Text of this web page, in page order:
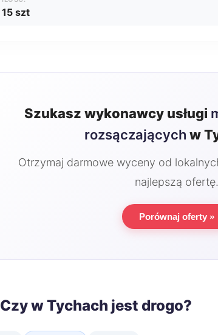
15 szt
Szukasz wykonawcy usługi
rozsączających w
Otrzymaj darmowe wyceny od
najlepszą ofertę.
Porównaj oferty »
Czy w Tychach jest drogo?